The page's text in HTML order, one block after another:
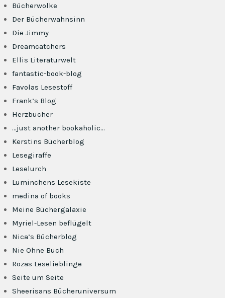
Bücherwolke
Der Bücherwahnsinn
Die Jimmy
Dreamcatchers
Ellis Literaturwelt
fantastic-book-blog
Favolas Lesestoff
Frank’s Blog
Herzbücher
…just another bookaholic…
Kerstins Bücherblog
Lesegiraffe
Leselurch
Luminchens Lesekiste
medina of books
Meine Büchergalaxie
Myriel-Lesen beflügelt
Nica’s Bücherblog
Nie Ohne Buch
Rozas Leselieblinge
Seite um Seite
Sheerisans Bücheruniversum